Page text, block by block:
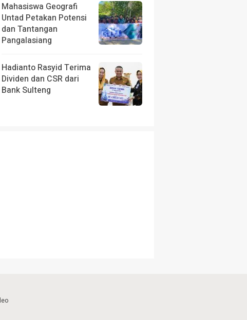
Mahasiswa Geografi
Untad Petakan Potensi
dan Tantangan
Pangalasiang
Hadianto Rasyid Terima
Dividen dan CSR dari
Bank Sulteng